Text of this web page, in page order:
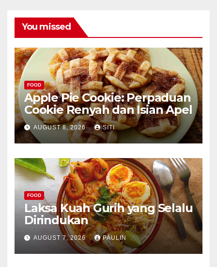
You missed
FOOD
Apple Pie Cookie: Perpaduan
Cookie Renyah dan Isian Apel
AUGUST 8, 2026 SITI
FOOD
Laksa Kuah Gurih yang Selalu
Dirindukan
AUGUST 7, 2026 PAULIN